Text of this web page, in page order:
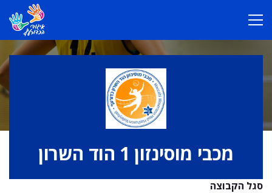
מכבי מוסינזון 1 הוד השרון
סגל הקבוצה